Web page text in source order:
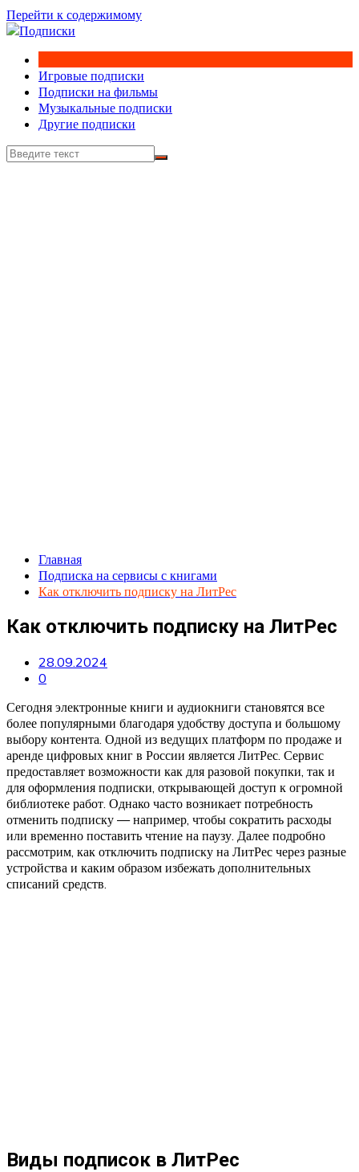
Перейти к содержимому
Игровые подписки
Подписки на фильмы
Музыкальные подписки
Другие подписки
Главная
Подписка на сервисы с книгами
Как отключить подписку на ЛитРес
Как отключить подписку на ЛитРес
28.09.2024
0
Сегодня электронные книги и аудиокниги становятся все
более популярными благодаря удобству доступа и большому
выбору контента. Одной из ведущих платформ по продаже и
аренде цифровых книг в России является ЛитРес. Сервис
предоставляет возможности как для разовой покупки, так и
для оформления подписки, открывающей доступ к огромной
библиотеке работ. Однако часто возникает потребность
отменить подписку — например, чтобы сократить расходы
или временно поставить чтение на паузу. Далее подробно
рассмотрим, как отключить подписку на ЛитРес через разные
устройства и каким образом избежать дополнительных
списаний средств.
Виды подписок в ЛитРес